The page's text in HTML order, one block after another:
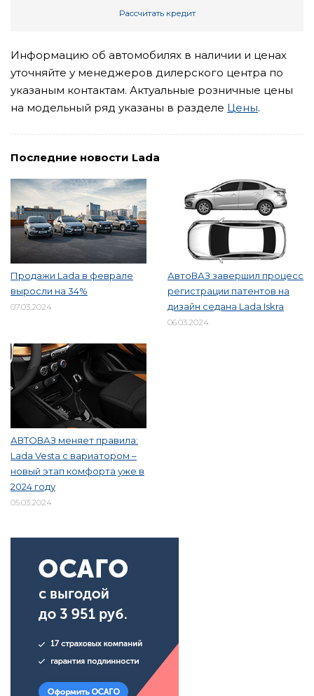
Рассчитать кредит
Информацию об автомобилях в наличии и ценах
уточняйте у менеджеров дилерского центра по
указаным контактам. Актуальные розничные цены
на модельный ряд указаны в разделе Цены.
Последние новости Lada
Продажи Lada в феврале
выросли на 34%
07.03.2024
АвтоВАЗ завершил процесс
регистрации патентов на
дизайн седана Lada Iskra
06.03.2024
АВТОВАЗ меняет правила:
Lada Vesta с вариатором –
новый этап комфорта уже в
2024 году
05.03.2024